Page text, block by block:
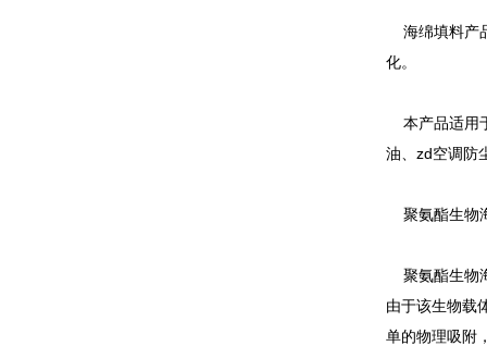
海绵填料产
化。
本产品适用
油、zd空调防
聚氨酯生物
聚氨酯生物
由于该生物载
单的物理吸附